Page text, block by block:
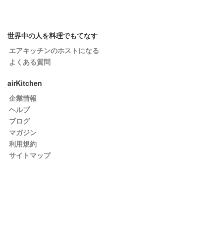
世界中の人を料理でもてなす
エアキッチンのホストになる
よくある質問
airKitchen
企業情報
ヘルプ
ブログ
マガジン
利用規約
サイトマップ